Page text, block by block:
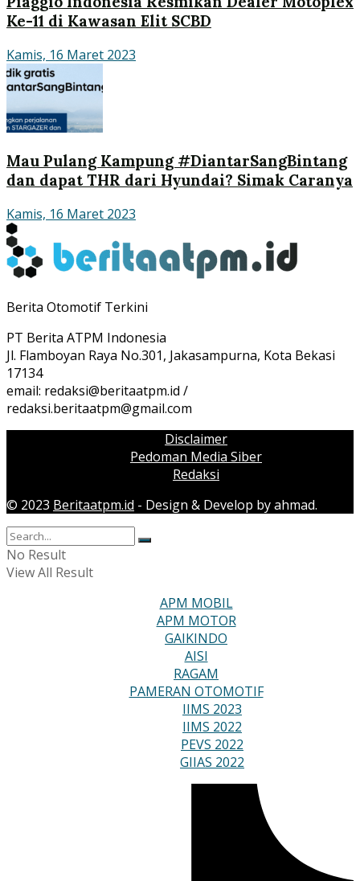
Ke-11 di Kawasan Elit SCBD
Kamis, 16 Maret 2023
Mau Pulang Kampung #DiantarSangBintang
dan dapat THR dari Hyundai? Simak Caranya
Kamis, 16 Maret 2023
Berita Otomotif Terkini
PT Berita ATPM Indonesia
Jl. Flamboyan Raya No.301, Jakasampurna, Kota Bekasi
17134
email: redaksi@beritaatpm.id /
redaksi.beritaatpm@gmail.com
Disclaimer
Pedoman Media Siber
Redaksi
© 2023 Beritaatpm.id - Design & Develop by ahmad.
No Result
View All Result
APM MOBIL
APM MOTOR
GAIKINDO
AISI
RAGAM
PAMERAN OTOMOTIF
IIMS 2023
IIMS 2022
PEVS 2022
GIIAS 2022